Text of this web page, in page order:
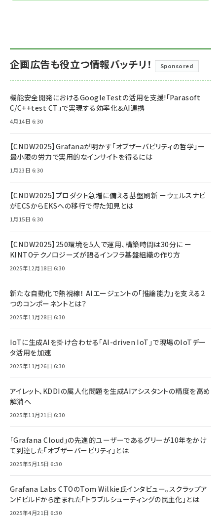
企画広告も役立つ情報バッチリ！ Sponsored
機能安全開発におけるGoogleTestの活用を支援!「Parasoft
C/C++test CT」で実現する効率化＆AI連携
4月14日 6:30
【CNDW2025】Grafanaが明かす「オブザーバビリティの哲学」ー
最小限の労力で実用的なインサイトを得るには
1月23日 6:30
【CNDW2025】プロダクト急増に備える基盤刷新 ーウェルスナビ
がECSからEKSへの移行で得た知見とは
1月15日 6:30
【CNDW2025】250環境を5人で運用、構築時間は30分に ー
KINTOテクノロジーズが語るインフラ基盤組織の作り方
2025年12月18日 6:30
新たな自動化で熱視線！ AIエージェントの「推論能力」を支える2
つのコンポーネントとは？
2025年11月28日 6:30
IoTに生成AIを掛け合わせる「AI-driven IoT」で現場のIoTデー
タ活用を加速
2025年11月26日 6:30
アイレット、KDDIの属人化問題を生成AIアシスタントの精度を高め
解消へ
2025年11月21日 6:30
「Grafana Cloud」の先進的ユーザーであるグリーが10年をかけ
て到達した「オブザーバービリティ」とは
2025年5月15日 6:30
Grafana Labs CTOのTom Wilkie氏インタビュー。スクラップア
ンドビルドから産まれた「トラブルシューティングの民主化」とは
2025年4月21日 6:30